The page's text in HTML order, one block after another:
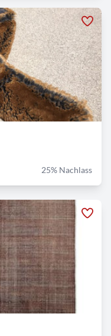
25% Nachlass